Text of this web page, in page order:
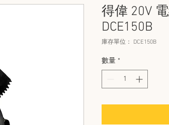
得偉 20V
DCE150B
庫存單位： DCE150B
數量 *